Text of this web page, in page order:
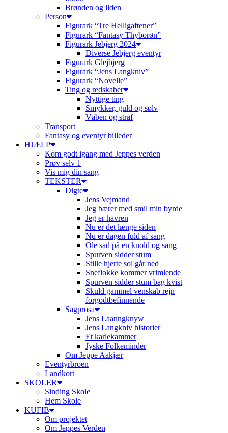
Brønden og ilden
Person
Figurark “Tre Helligaftener”
Figurark “Fantasy Thyborøn”
Figurark Jebjerg 2024
Diverse Jebjerg eventyr
Figurark Glejbjerg
Figurark “Jens Langkniv”
Figurark “Novelle”
Ting og redskaber
Nyttige ting
Smykker, guld og sølv
Våben og straf
Transport
Fantasy og eventyr billeder
HJÆLP
Kom godt igang med Jeppes verden
Prøv selv 1
Vis mig din sang
TEKSTER
Digte
Jens Vejmand
Jeg bærer med smil min byrde
Jeg er havren
Nu er det længe siden
Nu er dagen fuld af sang
Ole sad på en knold og sang
Spurven sidder stum
Stille hjerte sol går ned
Sneflokke kommer vrimlende
Spurven sidder stum bag kvist
Skuld gammel venskab rejn
forgodtbefinnende
Sagprosa
Jens Laanngknyw
Jens Langkniv historier
Et karlekammer
Jyske Folkeminder
Om Jeppe Aakjær
Eventyrbroen
Landkort
SKOLER
Sinding Skole
Hem Skole
KUFIB
Om projektet
Om Jeppes Verden